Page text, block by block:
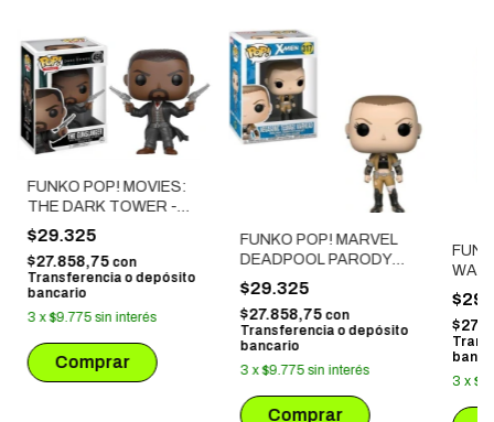
FUNKO POP! MOVIES:
THE DARK TOWER -
THE GUNSLINGER
$29.325
$27.858,75 con
Transferencia o depósito
bancario
3 x$9.775 sin interés
FUNKO POP! MARVEL
DEADPOOL PARODY
NEGASONIC TEENAGE
WARHEAD
$29.325
$27.858,75 con
Transferencia o depósito
bancario
3 x$9.775 sin interés
-
3 x